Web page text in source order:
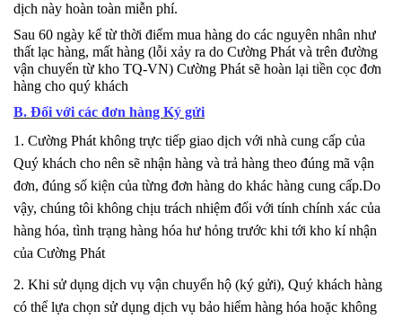
dịch này hoàn toàn miễn phí.
Sau 60 ngày kể từ thời điểm mua hàng do các nguyên nhân như
thất lạc hàng, mất hàng (lỗi xảy ra do Cường Phát và trên đường
vận chuyển từ kho TQ-VN) Cường Phát sẽ hoàn lại tiền cọc đơn
hàng cho quý khách
B. Đối với các đơn hàng Ký gửi
1. Cường Phát không trực tiếp giao dịch với nhà cung cấp của
Quý khách cho nên sẽ nhận hàng và trả hàng theo đúng mã vận
đơn, đúng số kiện của từng đơn hàng do khác hàng cung cấp.Do
vậy, chúng tôi không chịu trách nhiệm đối với tính chính xác của
hàng hóa, tình trạng hàng hóa hư hỏng trước khi tới kho kí nhận
của Cường Phát
2. Khi sử dụng dịch vụ vận chuyển hộ (ký gửi), Quý khách hàng
có thể lựa chọn sử dụng dịch vụ bảo hiểm hàng hóa hoặc không